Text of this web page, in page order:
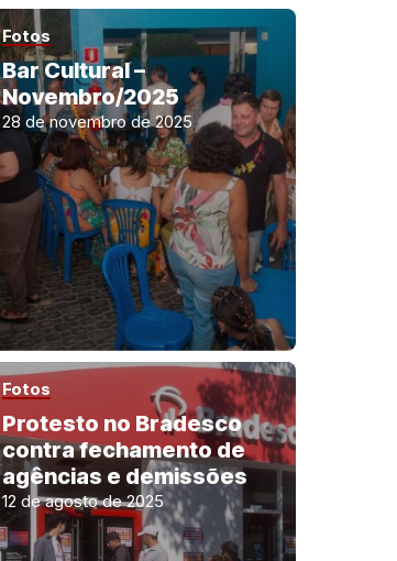
Fotos
Bar Cultural –
Novembro/2025
28 de novembro de 2025
Fotos
Protesto no Bradesco
contra fechamento de
agências e demissões
12 de agosto de 2025